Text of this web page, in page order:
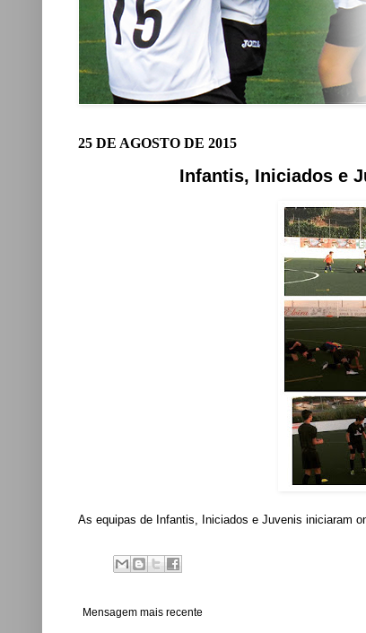
25 DE AGOSTO DE 2015
Infantis, Iniciados e
As equipas de Infantis, Iniciados e Juvenis iniciaram
Mensagem mais recente